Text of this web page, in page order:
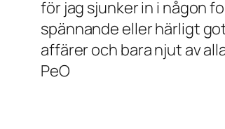
för jag sjunker in i någon
spännande eller härligt
affärer och bara njut av
PeO